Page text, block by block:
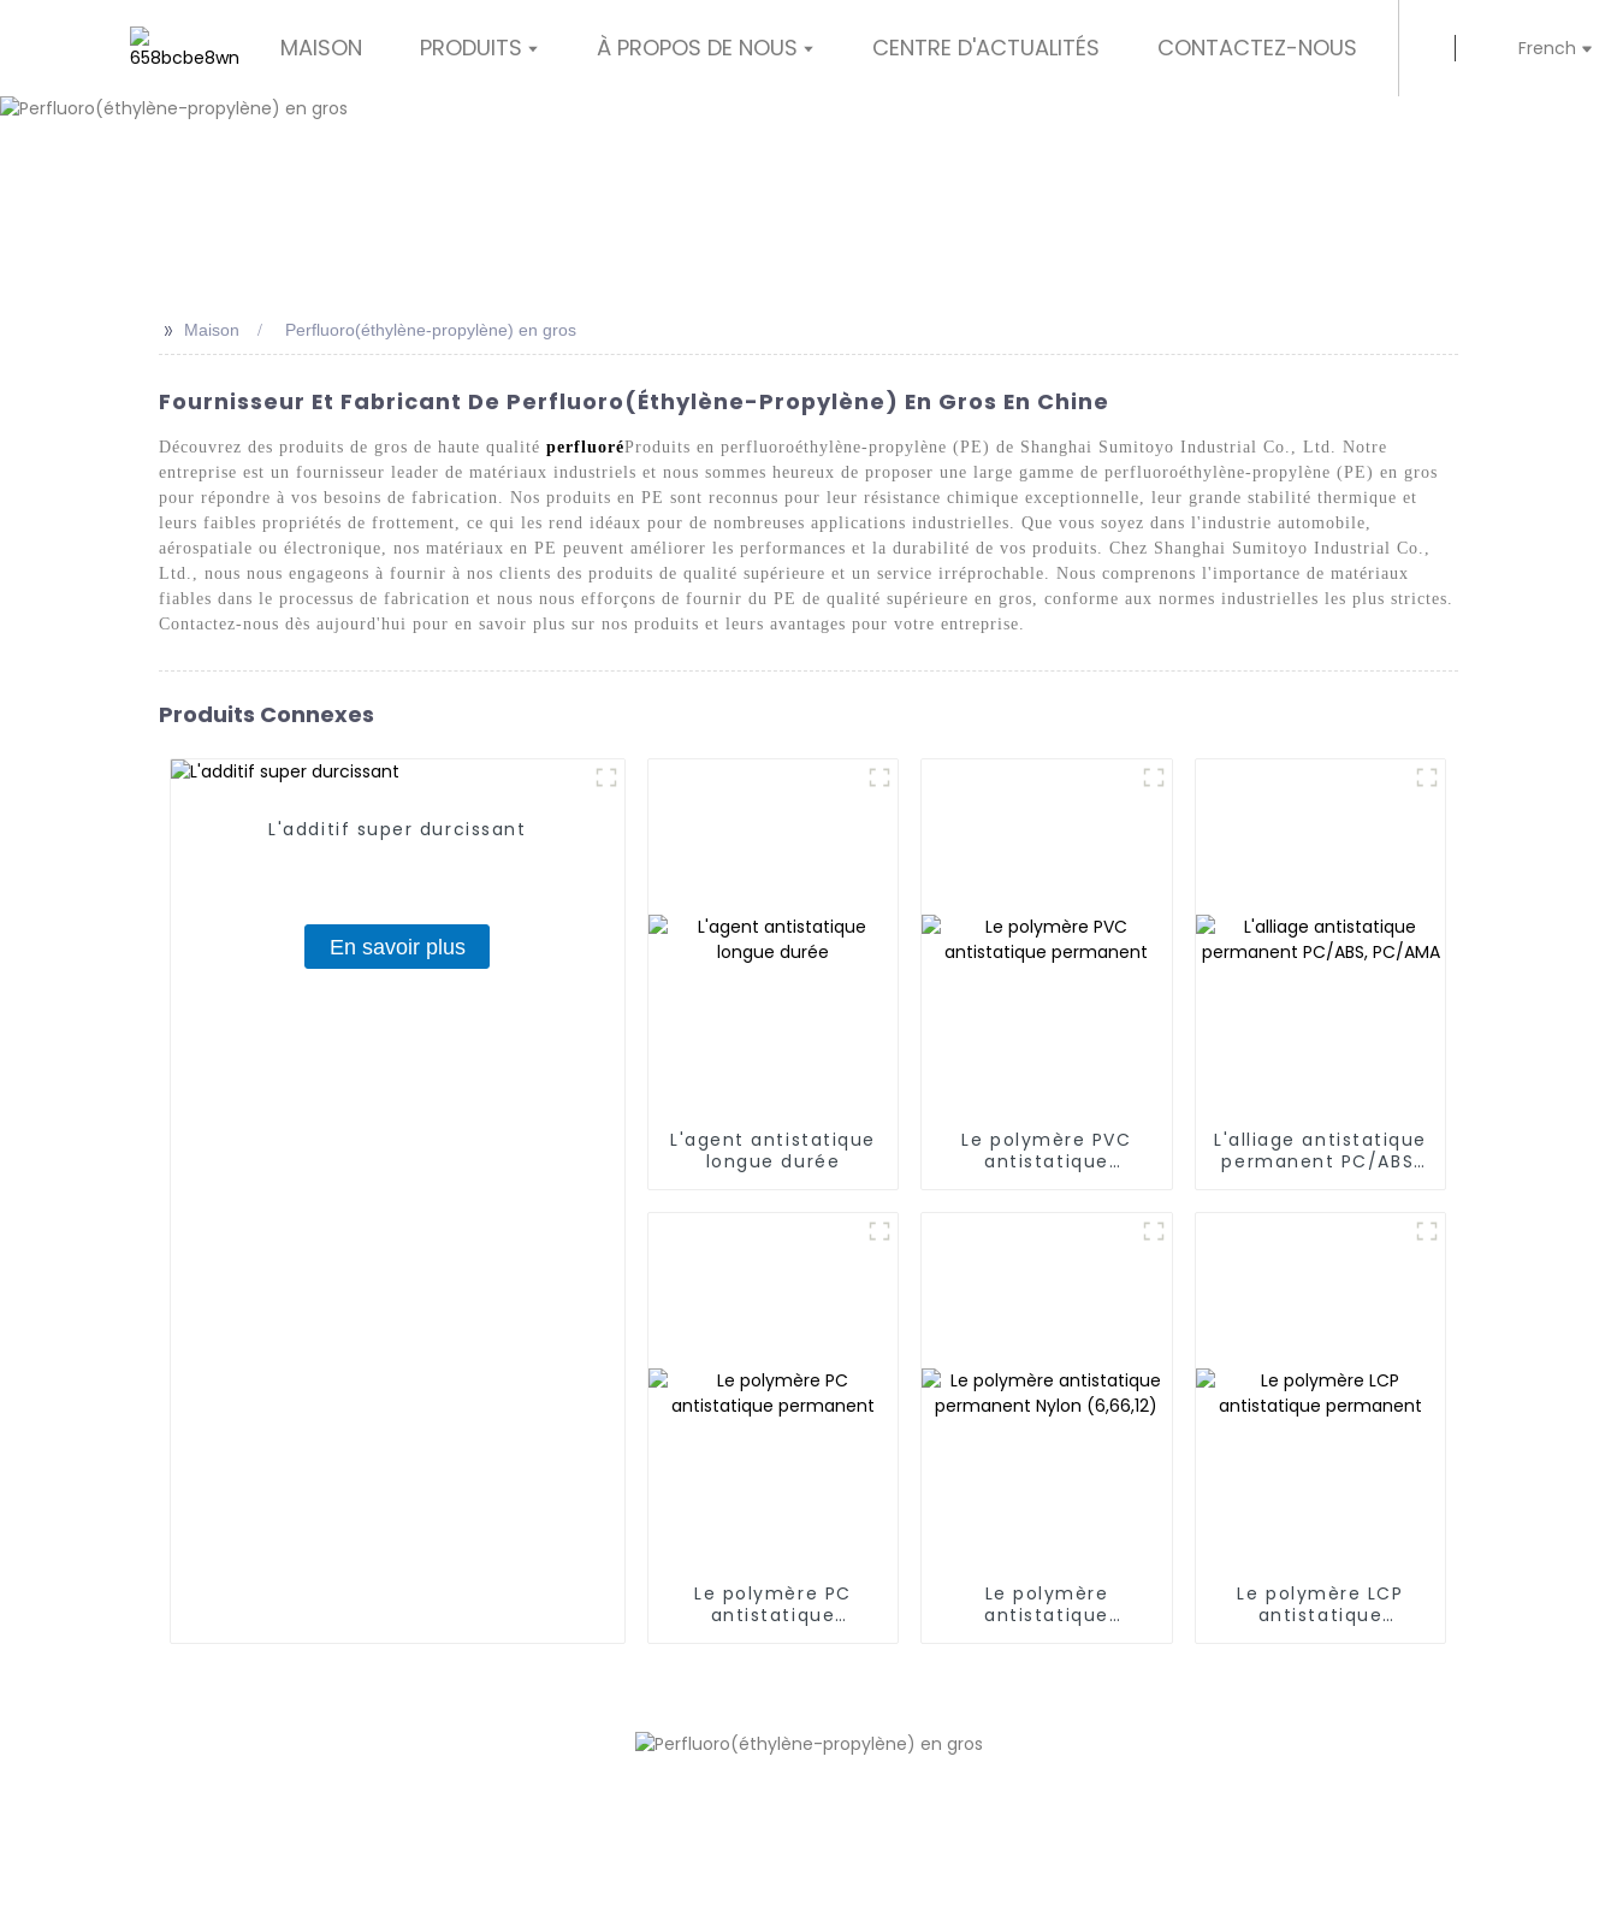
MAISON PRODUITS À PROPOS DE NOUS CENTRE D'ACTUALITÉS CONTACTEZ-NOUS French
>> Maison Perfluoro(éthylène-propylène) en gros
Fournisseur Et Fabricant De Perfluoro(éthylène-Propylène) En Gros En Chine
Découvrez des produits de gros de haute qualité perfluoréProduits en perfluoroéthylène-propylène (PE) de Shanghai Sumitoyo Industrial Co., Ltd. Notre
entreprise est un fournisseur leader de matériaux industriels et nous sommes heureux de proposer une large gamme de perfluoroéthylène-propylène (PE) en gros
pour répondre à vos besoins de fabrication. Nos produits en PE sont reconnus pour leur résistance chimique exceptionnelle, leur grande stabilité thermique et
leurs faibles propriétés de frottement, ce qui les rend idéaux pour de nombreuses applications industrielles. Que vous soyez dans l'industrie automobile,
aérospatiale ou électronique, nos matériaux en PE peuvent améliorer les performances et la durabilité de vos produits. Chez Shanghai Sumitoyo Industrial Co.,
Ltd., nous nous engageons à fournir à nos clients des produits de qualité supérieure et un service irréprochable. Nous comprenons l'importance de matériaux
fiables dans le processus de fabrication et nous nous efforçons de fournir du PE de qualité supérieure en gros, conforme aux normes industrielles les plus strictes.
Contactez-nous dès aujourd'hui pour en savoir plus sur nos produits et leurs avantages pour votre entreprise.
Produits Connexes
L'additif super durcissant
En savoir plus
L'agent antistatique
longue durée
Le polymère PVC
antistatique
L'alliage antistatique
permanent PC/ABS,
Le polymère PC
antistatique
Le polymère
antistatique
Le polymère LCP
antistatique